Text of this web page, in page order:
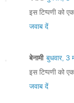
इस टिप्पणी को एक
जवाब दें
बेनामी बुधवार, 3
इस टिप्पणी को एक
जवाब दें